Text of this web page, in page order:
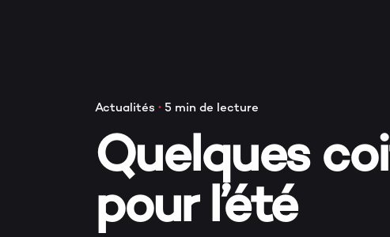
Actualités 5 min de lecture
Quelques
pour l’été